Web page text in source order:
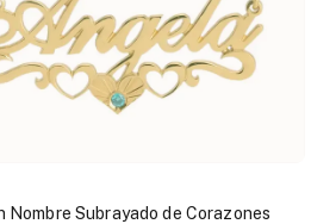
Nombre Subrayado de Corazones